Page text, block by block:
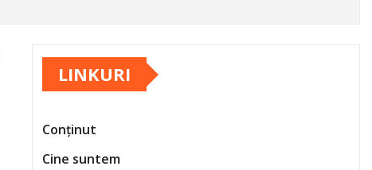
LINKURI
Conținut
Cine suntem